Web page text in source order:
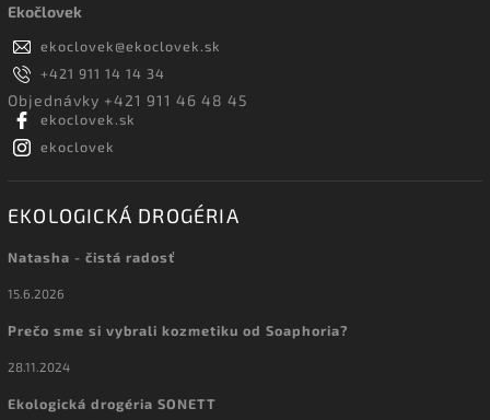
Ekočlovek
ekoclovek@ekoclovek.sk
+421 911 14 14 34
Objednávky +421 911 46 48 45
ekoclovek.sk
ekoclovek
EKOLOGICKÁ DROGÉRIA
Natasha - čistá radosť
15.6.2026
Prečo sme si vybrali kozmetiku od Soaphoria?
28.11.2024
Ekologická drogéria SONETT